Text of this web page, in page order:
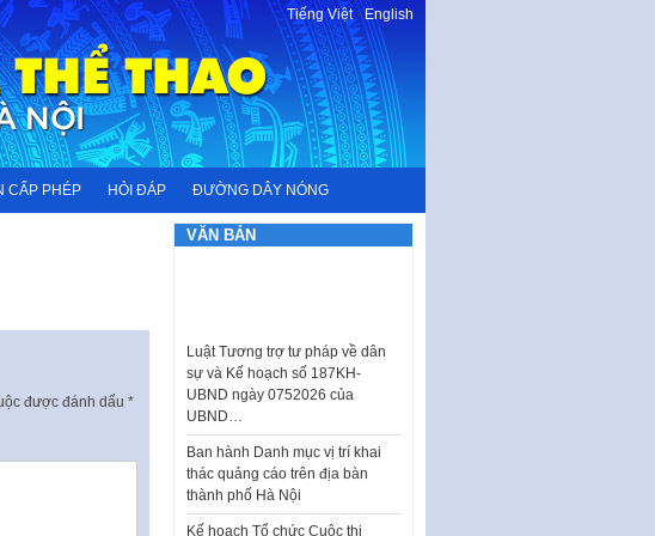
Tiếng Việt-English
CẤP PHÉP HỎI ĐÁP ĐƯỜNG DÂY NÓNG
được đánh dấu *
VĂN BẢN
sự và Kế hoạch số 187KH-
UBND ngày 0752026 của
UBND…
Ban hành Danh mục vị trí khai
thác quảng cáo trên địa bàn
thành phố Hà Nội
Kế hoạch Tổ chức Cuộc thi